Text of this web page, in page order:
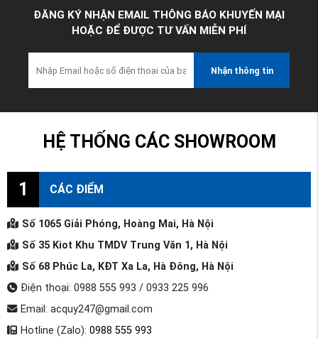
ĐĂNG KÝ NHẬN EMAIL THÔNG BÁO KHUYẾN MẠI
HOẶC ĐỂ ĐƯỢC TƯ VẤN MIỄN PHÍ
Nhận thông tin
HỆ THỐNG CÁC SHOWROOM
1 CÁC ĐIỂM
Số 1065 Giải Phóng, Hoàng Mai, Hà Nội
Số 35 Kiot Khu TMDV Trung Văn 1, Hà Nội
Số 68 Phúc La, KĐT Xa La, Hà Đông, Hà Nội
Điện thoại: 0988 555 993 / 0933 225 996
Email: acquy247@gmail.com
Hotline (Zalo): 0988 555 993